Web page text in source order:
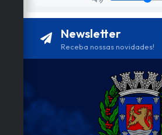
o e
Cult
Newsletter
Receba nossas novidades!